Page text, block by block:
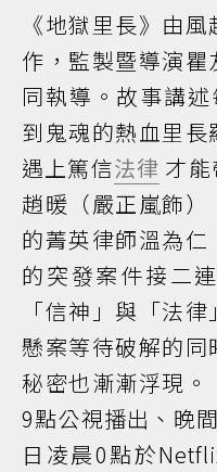
《地獄里長》由
作，監製暨導演
同執導。故事講
到鬼魂的熱血里
遇上篤信法律 才
趙暖（嚴正嵐飾
的菁英律師溫為
的突發案件接二
「信神」與「法
懸案等待破解的
秘密也漸漸浮現
9點公視播出、晚
日凌晨0點於